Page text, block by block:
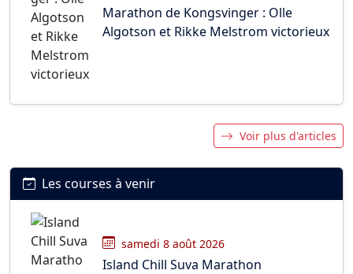
Marathon de Kongsvinger : Olle
Algotson et Rikke Melstrom victorieux
Voir plus d'articles
Les courses à venir
samedi 8 août 2026
Island Chill Suva Marathon